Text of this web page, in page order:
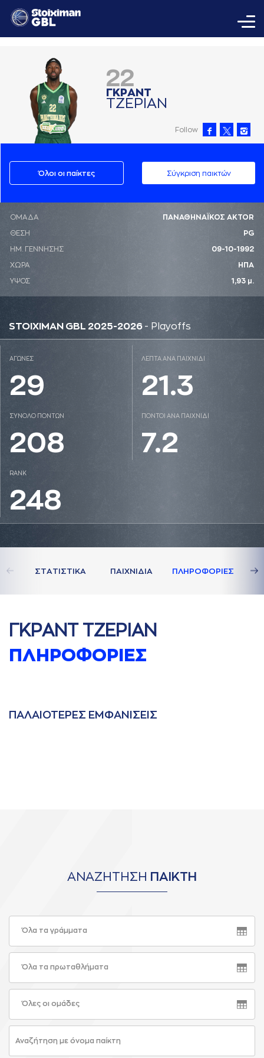
22
ΓΚΡAΝΤ
ΤΖΕΡΙAΝ
Follow
Όλοι οι παίκτες Σύγκριση παικτών
ΟΜΑΔΑ ΠΑΝΑΘΗΝΑΪΚΟΣ AKTOR
ΘΕΣΗ PG
ΗΜ. ΓΕΝΝΗΣΗΣ 09-10-1992
ΧΩΡΑ ΗΠΑ
ΥΨΟΣ 1,93 μ.
STOIXIMAN GBL 2025-2026 - Playoffs
ΑΓΩΝΕΣ
29
ΛΕΠΤΑ ΑΝΑ ΠΑΙΧΝΙΔΙ
21.3
ΣΥΝΟΛΟ ΠΟΝΤΩΝ
208
ΠΟΝΤΟΙ ΑΝΑ ΠΑΙΧΝΙΔΙ
7.2
RANK
248
ΣΤAΤΙΣΤΙΚA ΠAΙΧΝΙΔΙA ΠΛΗΡΟΦΟΡΙΕΣ
ΓΚΡAΝΤ ΤΖΕΡΙAΝ
ΠΛΗΡΟΦΟΡΙΕΣ
ΠAΛAΙΟΤΕΡΕΣ ΕΜΦAΝΙΣΕΙΣ
ΑΝΑΖΗΤΗΣΗ ΠΑΙΚΤΗ
Όλα τα γράμματα
Όλα τα πρωταθλήματα
Όλες οι ομάδες